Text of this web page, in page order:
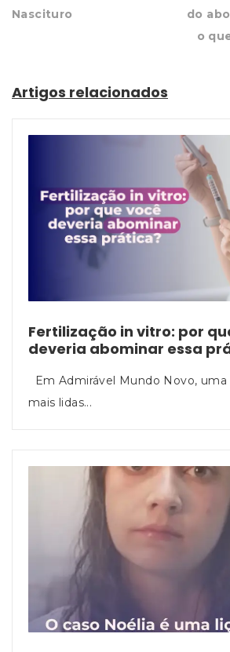
Nascituro
do
o
Artigos relacionados
Fertilização in vitro: por
deveria abominar essa
Em Admirável Mundo Novo, uma
mais lidas...